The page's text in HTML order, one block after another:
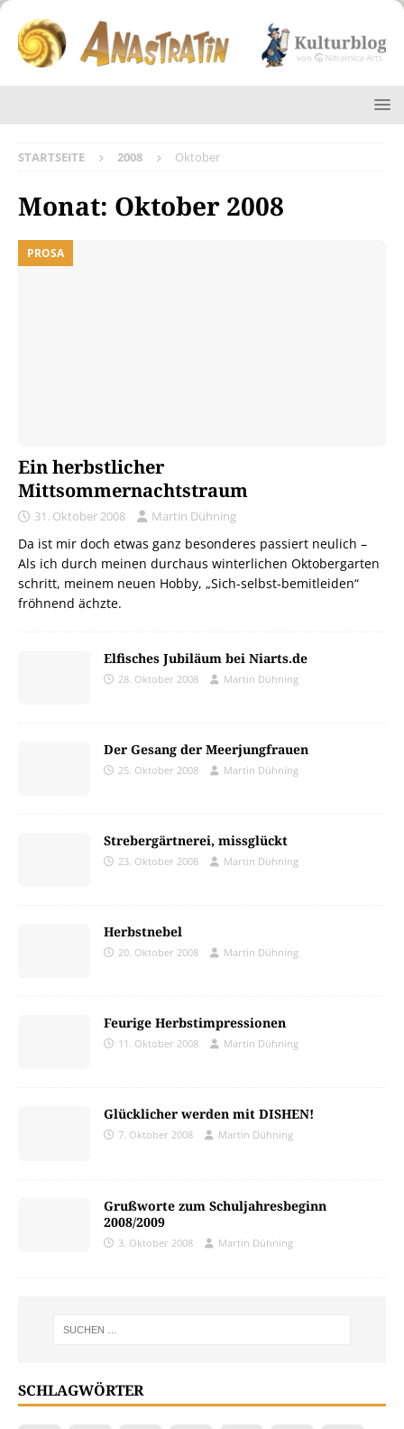
STARTSEITE 2008 Oktober
Monat: Oktober 2008
PROSA
Ein herbstlicher
Mittsommernachtstraum
31. Oktober 2008 Martin Dühning
Da ist mir doch etwas ganz besonderes passiert neulich –
Als ich durch meinen durchaus winterlichen Oktobergarten
schritt, meinem neuen Hobby, „Sich-selbst-bemitleiden“
fröhnend ächzte.
Elfisches Jubiläum bei Niarts.de
28. Oktober 2008 Martin Dühning
Der Gesang der Meerjungfrauen
25. Oktober 2008 Martin Dühning
Strebergärtnerei, missglückt
23. Oktober 2008 Martin Dühning
Herbstnebel
20. Oktober 2008 Martin Dühning
Feurige Herbstimpressionen
11. Oktober 2008 Martin Dühning
Glücklicher werden mit DISHEN!
7. Oktober 2008 Martin Dühning
Grußworte zum Schuljahresbeginn
2008/2009
3. Oktober 2008 Martin Dühning
SCHLAGWÖRTER